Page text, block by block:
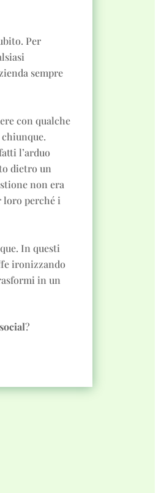
Per
sempre
con qualche
l’arduo
dietro un
non era
loro perché i
In questi
ironizzando
in un
?